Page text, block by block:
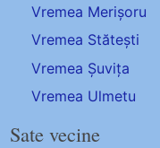
Vremea Merișoru
Vremea Stătești
Vremea Șuvița
Vremea Ulmetu
Sate vecine